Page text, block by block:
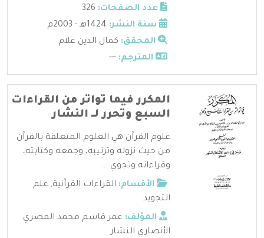
عدد الصفحات:
سنة النشر:
المحقق: كمال الدين علام
المترجم: ---
المكرر فيما تواتر من القراءات
السبع وتحرر لــ النشار
علوم القرآن هي العلوم المتعلقة بالقرآن
من حيث نزوله وترتيبه، وجمعه وكتابته،
وقراءاته وتجوي ...
الأقسام: القراءات القرآنية, علم
التجويد
المؤلف: عمر قاسم محمد المصري
الأنصاري النشار